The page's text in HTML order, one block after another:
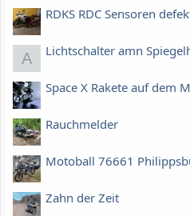
RDKS RDC Sensoren
A Lichtschalter amn
Space X Rakete auf dem
Rauchmelder
Motoball 76661
Zahn der Zeit